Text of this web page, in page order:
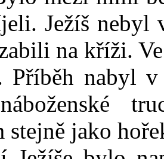
Ježíš nebyl
na kříži.
Příběh nabyl
stejně jako